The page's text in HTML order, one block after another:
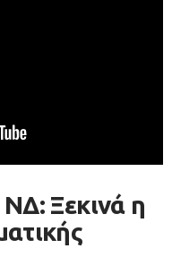
Ξεκινά η